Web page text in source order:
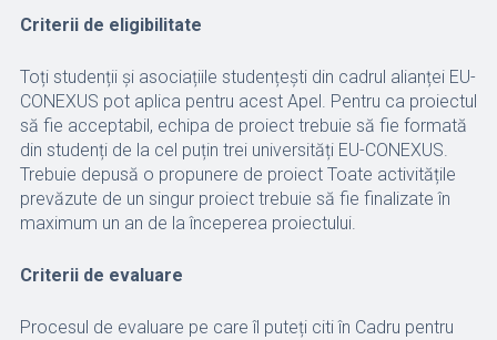
Criterii de eligibilitate
Toți studenții și asociațiile studențești din cadrul alianței EU-
CONEXUS pot aplica pentru acest Apel. Pentru ca proiectul
să fie acceptabil, echipa de proiect trebuie să fie formată
din studenți de la cel puțin trei universități EU-CONEXUS.
Trebuie depusă o propunere de proiect Toate activitățile
prevăzute de un singur proiect trebuie să fie finalizate în
maximum un an de la începerea proiectului.
Criterii de evaluare
Procesul de evaluare pe care îl puteți citi în Cadru pentru